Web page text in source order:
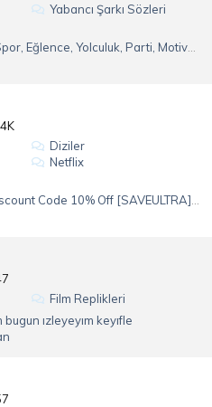
Yabancı Şarkı Sözleri
Diziler
Netflix
10% Off [SAVEULTRA] - Best Health Ring
Film Replikleri
bugun ızleyeyım keyıfle